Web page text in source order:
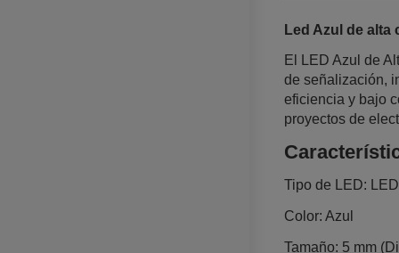
Led Azul de
El LED Azul de
de señalización,
eficiencia y bajo
proyectos de
Tipo de LED:
Color: Azul
Tamaño: 5 mm